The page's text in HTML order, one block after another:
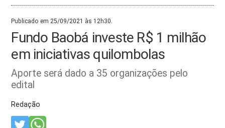
Publicado em 25/09/2021 às 12h30.
Fundo Baobá investe R$ 1 milhão
em iniciativas quilombolas
Aporte será dado a 35 organizações pelo
edital
Redação